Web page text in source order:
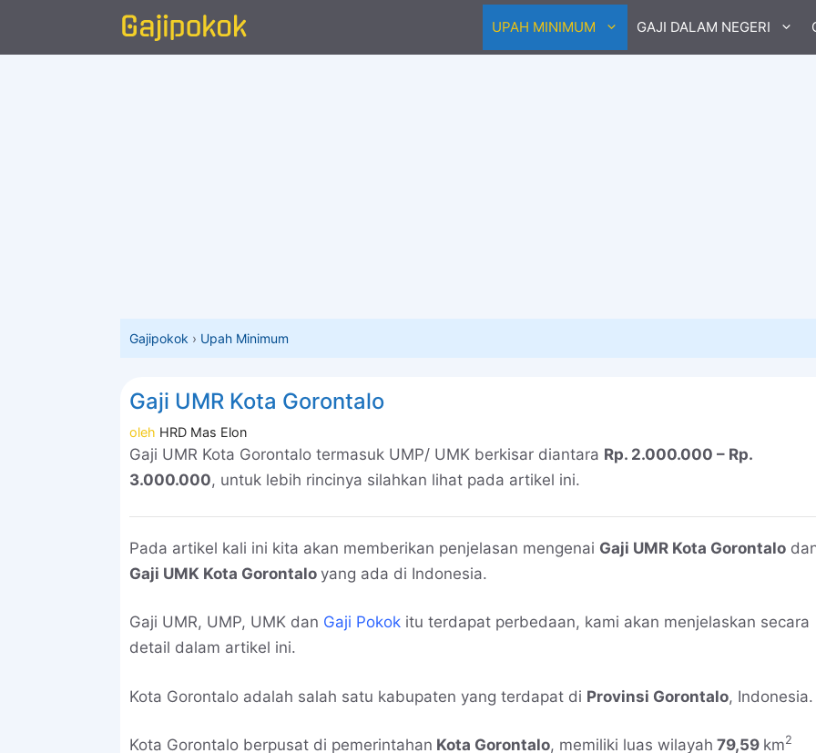
UPAH MINIMUM GAJI DALAM NEGERI
Gajipokok › Upah Minimum
Gaji UMR Kota Gorontalo
oleh HRD Mas Elon
Gaji UMR Kota Gorontalo termasuk UMP/ UMK berkisar diantara Rp. 2.000.000 – Rp.
3.000.000, untuk lebih rincinya silahkan lihat pada artikel ini.
Pada artikel kali ini kita akan memberikan penjelasan mengenai Gaji UMR Kota Gorontalo
Gaji UMK Kota Gorontalo yang ada di Indonesia.
Gaji UMR, UMP, UMK dan Gaji Pokok itu terdapat perbedaan, kami akan menjelaskan secara
detail dalam artikel ini.
Kota Gorontalo adalah salah satu kabupaten yang terdapat di Provinsi Gorontalo, Indonesia.
Kota Gorontalo berpusat di pemerintahan Kota Gorontalo, memiliki luas wilayah 79,59 km2